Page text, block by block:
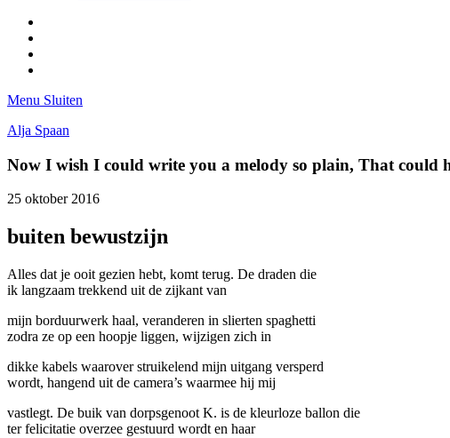
Menu Sluiten
Alja Spaan
Now I wish I could write you a melody so plain, That could
25 oktober 2016
buiten bewustzijn
Alles dat je ooit gezien hebt, komt terug. De draden die
ik langzaam trekkend uit de zijkant van
mijn borduurwerk haal, veranderen in slierten spaghetti
zodra ze op een hoopje liggen, wijzigen zich in
dikke kabels waarover struikelend mijn uitgang versperd
wordt, hangend uit de camera’s waarmee hij mij
vastlegt. De buik van dorpsgenoot K. is de kleurloze ballon die
ter felicitatie overzee gestuurd wordt en haar